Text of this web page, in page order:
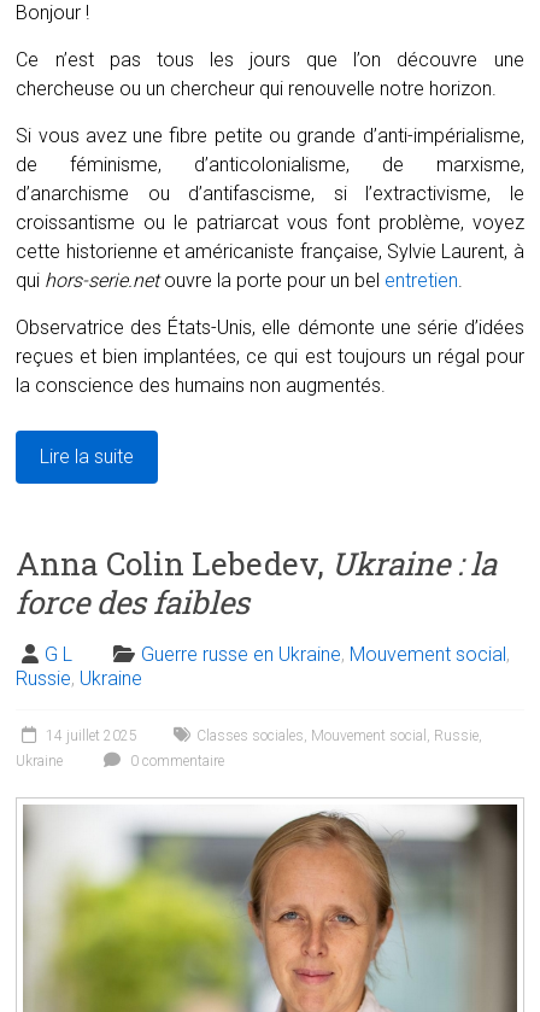
Bonjour !
Ce n’est pas tous les jours que l’on découvre une
chercheuse ou un chercheur qui renouvelle notre horizon.
Si vous avez une fibre petite ou grande d’anti-impérialisme,
de féminisme, d’anticolonialisme, de marxisme,
d’anarchisme ou d’antifascisme, si l’extractivisme, le
croissantisme ou le patriarcat vous font problème, voyez
cette historienne et américaniste française, Sylvie Laurent, à
qui hors-serie.netouvre la porte pour un bel entretien.
Observatrice des États-Unis, elle démonte une série d’idées
reçues et bien implantées, ce qui est toujours un régal pour
la conscience des humains non augmentés.
Lire la suite
Anna Colin Lebedev, Ukraine : la
force des faibles
G L Guerre russe en Ukraine, Mouvement social ,
Russie, Ukraine
14 juillet 2025 Classes sociales, Mouvement social , Russie,
Ukraine
0 commentaire